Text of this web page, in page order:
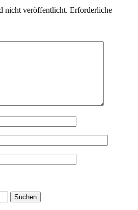
nicht veröffentlicht. Erforderliche